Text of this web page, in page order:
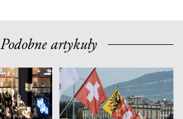
Podobne artykuły